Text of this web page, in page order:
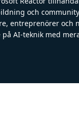
och
entreprenörer och
AI-teknik med